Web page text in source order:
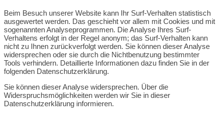
Beim Besuch unserer Website kann Ihr Surf-Verhalten statistisch
ausgewertet werden. Das geschieht vor allem mit Cookies und mit
sogenannten Analyseprogrammen. Die Analyse Ihres Surf-
Verhaltens erfolgt in der Regel anonym; das Surf-Verhalten kann
nicht zu Ihnen zurückverfolgt werden. Sie können dieser Analyse
widersprechen oder sie durch die Nichtbenutzung bestimmter
Tools verhindern. Detaillierte Informationen dazu finden Sie in der
folgenden Datenschutzerklärung.
Sie können dieser Analyse widersprechen. Über die
Widerspruchsmöglichkeiten werden wir Sie in dieser
Datenschutzerklärung informieren.